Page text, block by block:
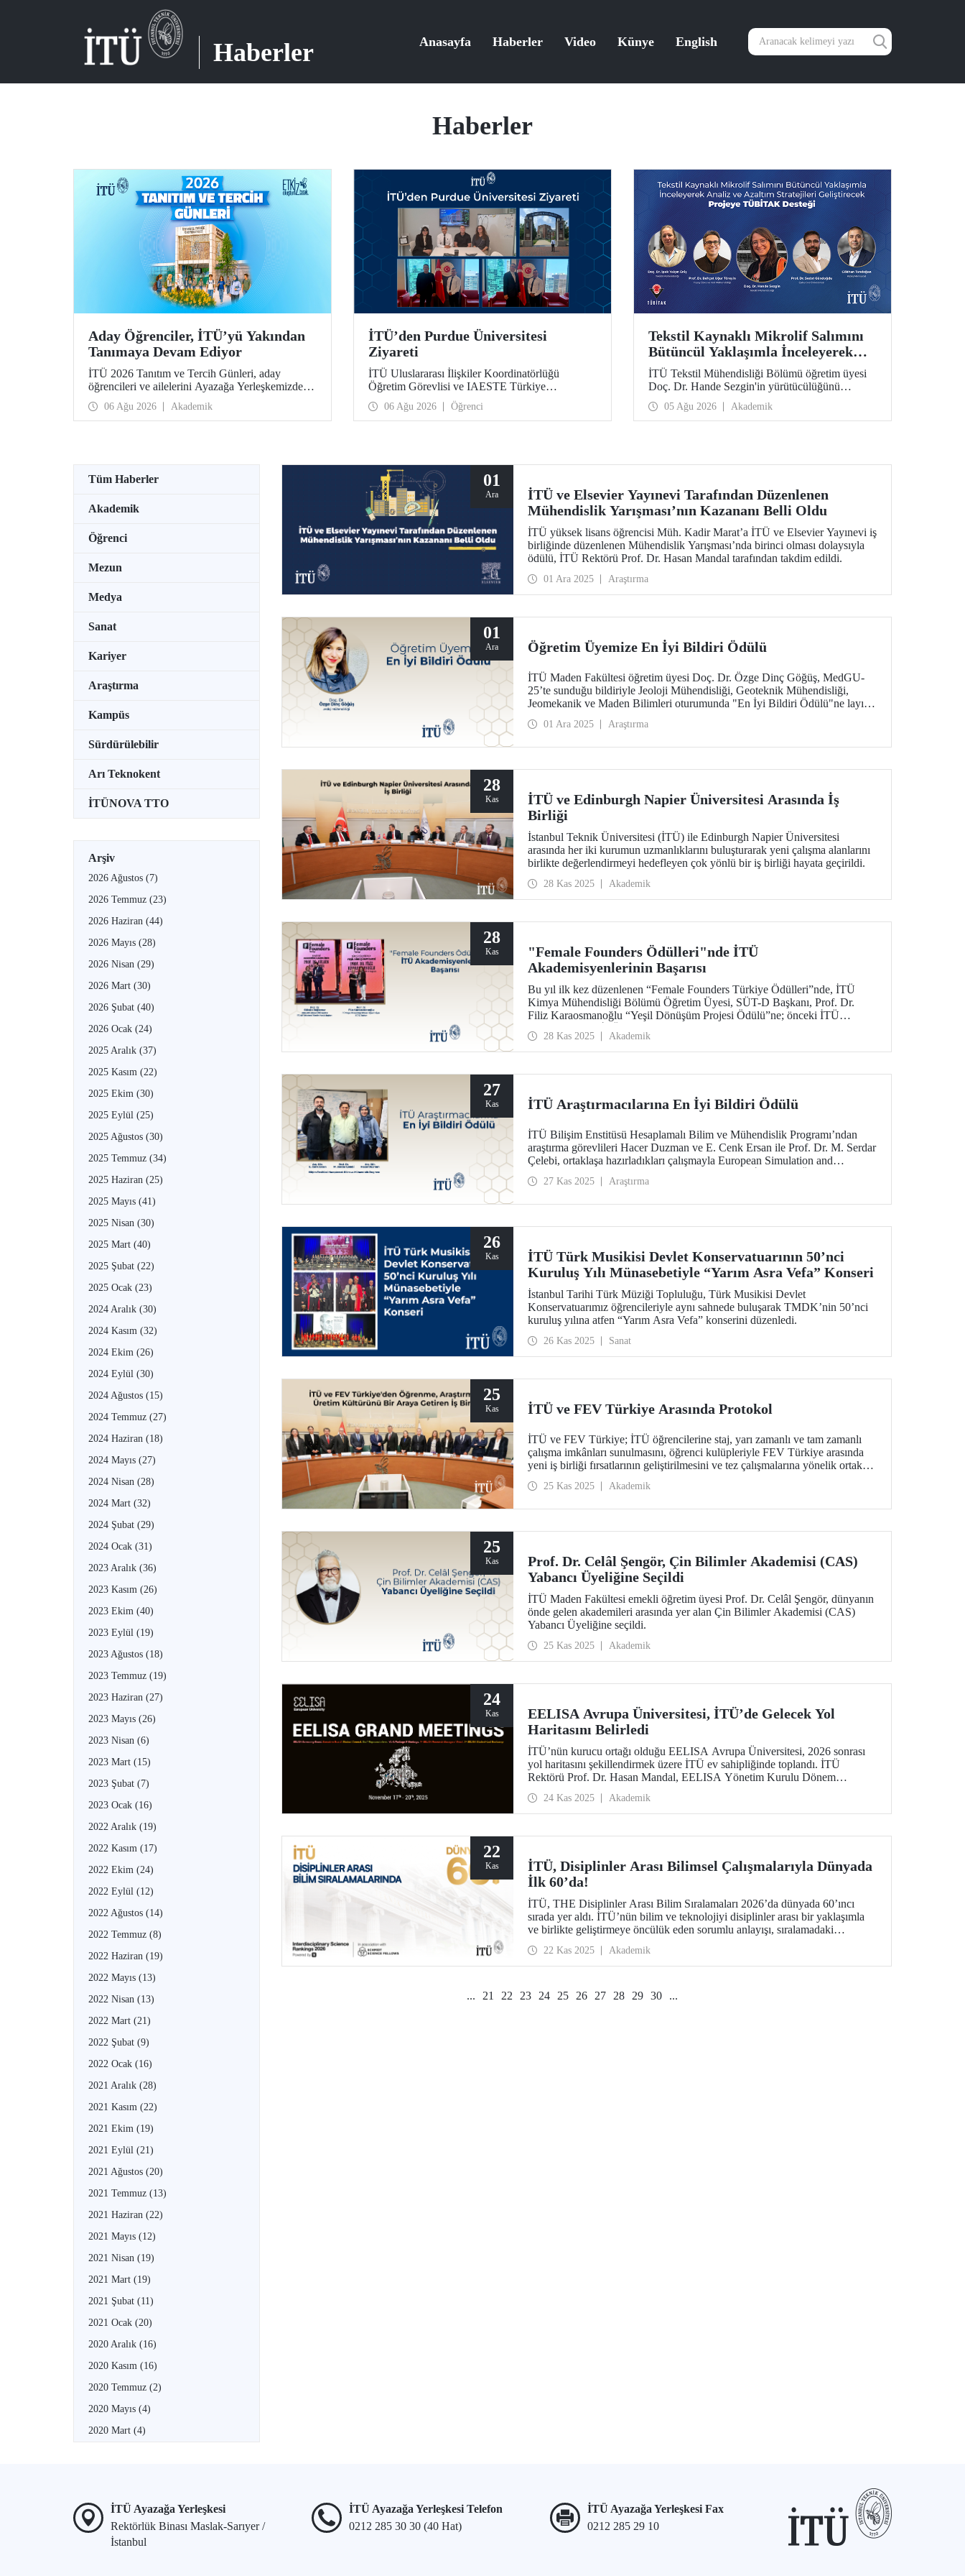
Haberler Anasayfa Haberler Video Künye English
Haberler
Aday Öğrenciler, İTÜ’yü Yakından
Tanımaya Devam Ediyor
İTÜ 2026 Tanıtım ve Tercih Günleri, aday
öğrencileri ve ailelerini Ayazağa Yerleşkemizde
ağırlamaya devam ediyor. Tanıtım ve Tercih
Günleri 7 Ağustos’ta tamamlanacak, ilgili fakülte
ve birimler adaylara bilgi vermeye devam edecek.
06 Ağu 2026 Akademik
İTÜ’den Purdue Üniversitesi
Ziyareti
İTÜ Uluslararası İlişkiler Koordinatörlüğü
Öğretim Görevlisi ve IAESTE Türkiye
Sorumlusu Cahit Okan, akademik ilişkileri ve iş
birliğini geliştirmek amacıyla 20-27 Temmuz
tarihlerinde ABD’de dünyanın önde gelen
06 Ağu 2026 Öğrenci
Tekstil Kaynaklı Mikrolif Salımını
Bütüncül Yaklaşımla İnceleyerek
Analiz ve Azaltım Stratejileri
Geliştirecek Projeye TÜBİTAK
Desteği
İTÜ Tekstil Mühendisliği Bölümü öğretim üyesi
Doç. Dr. Hande Sezgin'in yürütücülüğünü
üstlendiği “Sürdürülebilir Pamuk ve Polyester
Esaslı Tekstil Ürünlerinde Kullanım Koşullarına
Bağlı Mikrolif Salımı: Aşınma, UV Maruziyeti ve
proje, TÜBİTAK 2515 – COST Aksiyon Üyeleri
desteklenmeye hak kazandı.
05 Ağu 2026 Akademik
Tüm Haberler
Akademik
Öğrenci
Mezun
Medya
Sanat
Kariyer
Araştırma
Kampüs
Sürdürülebilir
Arı Teknokent
İTÜNOVA TTO
Arşiv
2026 Ağustos (7)
2026 Temmuz (23)
2026 Haziran (44)
2026 Mayıs (28)
2026 Nisan (29)
2026 Mart (30)
2026 Şubat (40)
2026 Ocak (24)
2025 Aralık (37)
2025 Kasım (22)
2025 Ekim (30)
2025 Eylül (25)
2025 Ağustos (30)
2025 Temmuz (34)
2025 Haziran (25)
2025 Mayıs (41)
2025 Nisan (30)
2025 Mart (40)
2025 Şubat (22)
2025 Ocak (23)
2024 Aralık (30)
2024 Kasım (32)
2024 Ekim (26)
2024 Eylül (30)
2024 Ağustos (15)
2024 Temmuz (27)
2024 Haziran (18)
2024 Mayıs (27)
2024 Nisan (28)
2024 Mart (32)
2024 Şubat (29)
2024 Ocak (31)
2023 Aralık (36)
2023 Kasım (26)
2023 Ekim (40)
2023 Eylül (19)
2023 Ağustos (18)
2023 Temmuz (19)
2023 Haziran (27)
2023 Mayıs (26)
2023 Nisan (6)
2023 Mart (15)
2023 Şubat (7)
2023 Ocak (16)
2022 Aralık (19)
2022 Kasım (17)
2022 Ekim (24)
2022 Eylül (12)
2022 Ağustos (14)
2022 Temmuz (8)
2022 Haziran (19)
2022 Mayıs (13)
2022 Nisan (13)
2022 Mart (21)
2022 Şubat (9)
2022 Ocak (16)
2021 Aralık (28)
2021 Kasım (22)
2021 Ekim (19)
2021 Eylül (21)
2021 Ağustos (20)
2021 Temmuz (13)
2021 Haziran (22)
2021 Mayıs (12)
2021 Nisan (19)
2021 Mart (19)
2021 Şubat (11)
2021 Ocak (20)
2020 Aralık (16)
2020 Kasım (16)
2020 Temmuz (2)
2020 Mayıs (4)
2020 Mart (4)
01
Ara
İTÜ ve Elsevier Yayınevi Tarafından Düzenlenen
Mühendislik Yarışması’nın Kazananı Belli Oldu
İTÜ yüksek lisans öğrencisi Müh. Kadir Marat’a İTÜ ve Elsevier Yayınevi iş
birliğinde düzenlenen Mühendislik Yarışması’nda birinci olması dolaysıyla
ödülü, İTÜ Rektörü Prof. Dr. Hasan Mandal tarafından takdim edildi.
01 Ara 2025 Araştırma
01
Ara Öğretim Üyemize En İyi Bildiri Ödülü
İTÜ Maden Fakültesi öğretim üyesi Doç. Dr. Özge Dinç Göğüş, MedGU-
25’te sunduğu bildiriyle Jeoloji Mühendisliği, Geoteknik Mühendisliği,
Jeomekanik ve Maden Bilimleri oturumunda "En İyi Bildiri Ödülü"ne layık
01 Ara 2025 Araştırma
28
Kas
İTÜ ve Edinburgh Napier Üniversitesi Arasında İş
Birliği
İstanbul Teknik Üniversitesi (İTÜ) ile Edinburgh Napier Üniversitesi
arasında her iki kurumun uzmanlıklarını buluşturarak yeni çalışma alanlarını
birlikte değerlendirmeyi hedefleyen çok yönlü bir iş birliği hayata geçirildi.
28 Kas 2025 Akademik
28
Kas
"Female Founders Ödülleri"nde İTÜ
Akademisyenlerinin Başarısı
Bu yıl ilk kez düzenlenen “Female Founders Türkiye Ödülleri”nde, İTÜ
Kimya Mühendisliği Bölümü Öğretim Üyesi, SÜT-D Başkanı, Prof. Dr.
Filiz Karaosmanoğlu “Yeşil Dönüşüm Projesi Ödülü”ne; önceki İTÜ
Gülsün Sağlamer “Akademinin Kadın Lideri Ödülü”ne layık görüldü.
28 Kas 2025 Akademik
27
Kas İTÜ Araştırmacılarına En İyi Bildiri Ödülü
İTÜ Bilişim Enstitüsü Hesaplamalı Bilim ve Mühendislik Programı’ndan
araştırma görevlileri Hacer Duzman ve E. Cenk Ersan ile Prof. Dr. M. Serdar
Çelebi, ortaklaşa hazırladıkları çalışmayla European Simulation and
Paper Award) layık görüldü.
27 Kas 2025 Araştırma
26
Kas
İTÜ Türk Musikisi Devlet Konservatuarının 50’nci
Kuruluş Yılı Münasebetiyle “Yarım Asra Vefa” Konseri
İstanbul Tarihi Türk Müziği Topluluğu, Türk Musikisi Devlet
Konservatuarımız öğrencileriyle aynı sahnede buluşarak TMDK’nin 50’nci
kuruluş yılına atfen “Yarım Asra Vefa” konserini düzenledi.
26 Kas 2025 Sanat
25
Kas İTÜ ve FEV Türkiye Arasında Protokol
İTÜ ve FEV Türkiye; İTÜ öğrencilerine staj, yarı zamanlı ve tam zamanlı
çalışma imkânları sunulmasını, öğrenci kulüpleriyle FEV Türkiye arasında
yeni iş birliği fırsatlarının geliştirilmesini ve tez çalışmalarına yönelik ortak
25 Kas 2025 Akademik
25
Kas
Prof. Dr. Celâl Şengör, Çin Bilimler Akademisi (CAS)
Yabancı Üyeliğine Seçildi
İTÜ Maden Fakültesi emekli öğretim üyesi Prof. Dr. Celâl Şengör, dünyanın
önde gelen akademileri arasında yer alan Çin Bilimler Akademisi (CAS)
Yabancı Üyeliğine seçildi.
25 Kas 2025 Akademik
24
Kas
EELISA Avrupa Üniversitesi, İTÜ’de Gelecek Yol
Haritasını Belirledi
İTÜ’nün kurucu ortağı olduğu EELISA Avrupa Üniversitesi, 2026 sonrası
yol haritasını şekillendirmek üzere İTÜ ev sahipliğinde toplandı. İTÜ
Rektörü Prof. Dr. Hasan Mandal, EELISA Yönetim Kurulu Dönem
24 Kas 2025 Akademik
22
Kas
İTÜ, Disiplinler Arası Bilimsel Çalışmalarıyla Dünyada
İlk 60’da!
İTÜ, THE Disiplinler Arası Bilim Sıralamaları 2026’da dünyada 60’ıncı
sırada yer aldı. İTÜ’nün bilim ve teknolojiyi disiplinler arası bir yaklaşımla
ve birlikte geliştirmeye öncülük eden sorumlu anlayışı, sıralamadaki
22 Kas 2025 Akademik
... 21 22 23 24 25 26 27 28 29 30 ...
İTÜ Ayazağa Yerleşkesi
Rektörlük Binası Maslak-Sarıyer /
İstanbul
İTÜ Ayazağa Yerleşkesi Telefon
0212 285 30 30 (40 Hat)
İTÜ Ayazağa Yerleşkesi Fax
0212 285 29 10